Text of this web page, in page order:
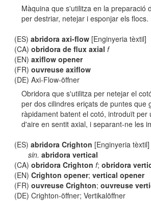
Màquina que s'utilitza en la preparació
per destriar, netejar i esponjar els flocs.
(ES)abridora axi-flow [Enginyeria tèxtil]
(CA)obridora de flux axial f
(EN)axiflow opener
(FR)ouvreuse axiflow
(DE) Axi-Flow-öffner
Obridora que s'utilitza per netejar el
per dos cilindres eriçats de puntes que
ràpidament batent el cotó, introduït per
d'aire en sentit axial, i separant-ne les
(ES)abridora Crighton [Enginyeria tèxtil]
sin. abridora vertical
(CA)obridora Crighton f;obridora
(EN)Crighton opener;vertical opener
(FR)ouvreuse Crighton;ouvreuse
(DE) Crighton-öffner; Vertikalöffner